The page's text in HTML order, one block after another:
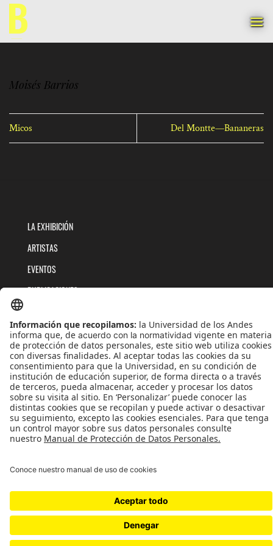
Saltar
contenido
Moisés Barrios
Micos Del Montte—Bananeras
LA EXHIBICIÓN
ARTISTAS
EVENTOS
PUBLICACIONES
POLÍTICAS DE TRATAMIENTOS DE DATOS
TÉRMINOS Y CONDICIONES
Reconocimiento como Universidad: Decreto 1297 del 30 de mayo de 1964.